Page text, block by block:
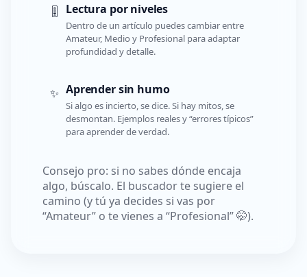
🎚️ Lectura por niveles
Dentro de un artículo puedes cambiar entre
Amateur, Medio y Profesional para adaptar
profundidad y detalle.
✨ Aprender sin humo
Si algo es incierto, se dice. Si hay mitos, se
desmontan. Ejemplos reales y “errores típicos”
para aprender de verdad.
Consejo pro: si no sabes dónde encaja
algo, búscalo. El buscador te sugiere el
camino (y tú ya decides si vas por
“Amateur” o te vienes a “Profesional” 🤭).